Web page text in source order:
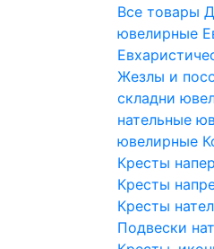
Все товары
ювелирные
Жезлы и
складни
нательные
ювелирные
Кресты
Кресты
Кресты
Подвески